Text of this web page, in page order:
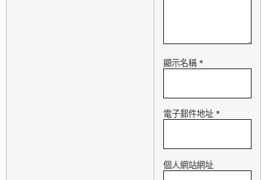
顯示名稱 *
電子郵件地址 *
個人網站網址